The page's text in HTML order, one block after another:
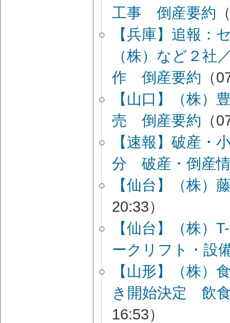
工事 倒産要約
【兵庫】追報：
（株）など２
作 倒産要約 （
【山口】（株
売 倒産要約 （
【速報】破産
分 破産・倒産
【仙台】（株）
20:33）
【仙台】（株
ークリフト・設
【山形】（株）
き開始決定 飲
16:53）